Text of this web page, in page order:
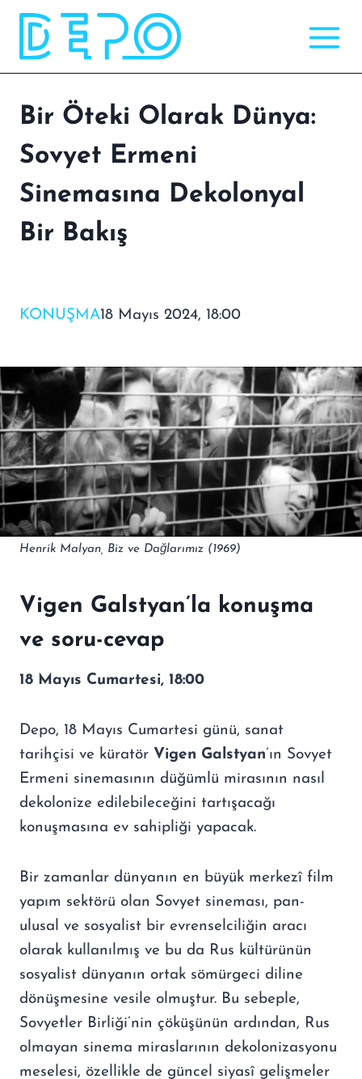
Skip
content
Bir Öteki Olarak Dünya:
Sovyet Ermeni
Sinemasına Dekolonyal
Bir Bakış
KONUŞMA18 Mayıs 2024, 18:00
Henrik Malyan, Biz ve Dağlarımız (1969)
Vigen Galstyan’la konuşma
ve soru-cevap
18 Mayıs Cumartesi, 18:00
Depo, 18 Mayıs Cumartesi günü, sanat
tarihçisi ve küratör Vigen Galstyan’ın Sovyet
Ermeni sinemasının düğümlü mirasının nasıl
dekolonize edilebileceğini tartışacağı
konuşmasına ev sahipliği yapacak.
Bir zamanlar dünyanın en büyük merkezî film
yapım sektörü olan Sovyet sineması, pan-
ulusal ve sosyalist bir evrenselciliğin aracı
olarak kullanılmış ve bu da Rus kültürünün
sosyalist dünyanın ortak sömürgeci diline
dönüşmesine vesile olmuştur. Bu sebeple,
Sovyetler Birliği’nin çöküşünün ardından, Rus
olmayan sinema miraslarının dekolonizasyonu
meselesi, özellikle de güncel siyasî gelişmeler